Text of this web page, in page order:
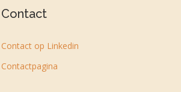
Contact
Contact op Linkedin
Contactpagina